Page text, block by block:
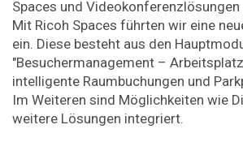
Spaces und
Mit Ricoh Spaces führten wir eine
ein. Diese besteht aus den
"Besuchermanagement –
intelligente Raumbuchungen und
Im Weiteren sind Möglichkeiten wie
weitere Lösungen integriert.